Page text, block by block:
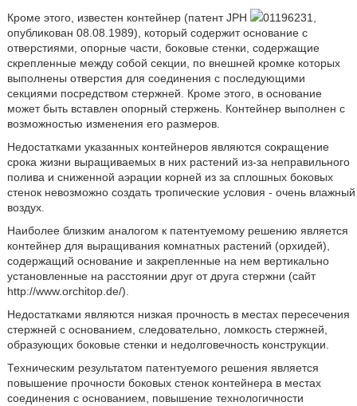
Кроме этого, известен контейнер (патент JPH
01196231,
опубликован 08.08.1989), который содержит основание с
отверстиями, опорные части, боковые стенки, содержащие
скрепленные между собой секции, по внешней кромке которых
выполнены отверстия для соединения с последующими
секциями посредством стержней. Кроме этого, в основание
может быть вставлен опорный стержень. Контейнер выполнен с
возможностью изменения его размеров.
Недостатками указанных контейнеров являются сокращение
срока жизни выращиваемых в них растений из-за неправильного
полива и сниженной аэрации корней из за сплошных боковых
стенок невозможно создать тропические условия - очень влажный
воздух.
Наиболее близким аналогом к патентуемому решению является
контейнер для выращивания комнатных растений (орхидей),
содержащий основание и закрепленные на нем вертикально
установленные на расстоянии друг от друга стержни (сайт
http://www.orchitop.de/).
Недостатками являются низкая прочность в местах пересечения
стержней с основанием, следовательно, ломкость стержней,
образующих боковые стенки и недолговечность конструкции.
Техническим результатом патентуемого решения является
повышение прочности боковых стенок контейнера в местах
соединения с основанием, повышение технологичности